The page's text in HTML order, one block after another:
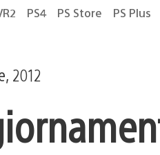
PS4 PS Store PS Plus
2012